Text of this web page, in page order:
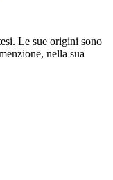
Le sue origini sono
nella sua